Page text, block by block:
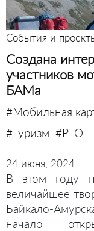
События и
Создана
участников
БАМа
#Мобильная
#Туризм #РГО
24 июня, 2024
В этом году
величайшее
Байкало-
начало